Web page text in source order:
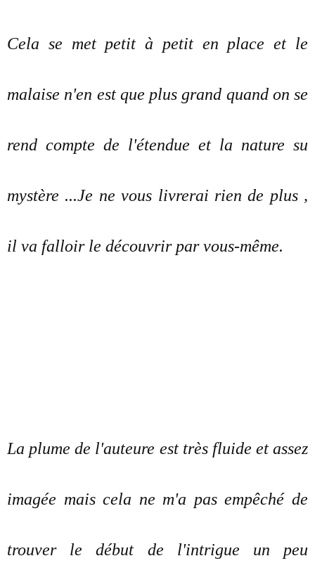
Cela se met petit à petit en place et le
malaise n'en est que plus grand quand on se
rend compte de l'étendue et la nature su
mystère ...Je ne vous livrerai rien de plus ,
il va falloir le découvrir par vous-même.
La plume de l'auteure est très fluide et assez
imagée mais cela ne m'a pas empêché de
trouver le début de l'intrigue un peu